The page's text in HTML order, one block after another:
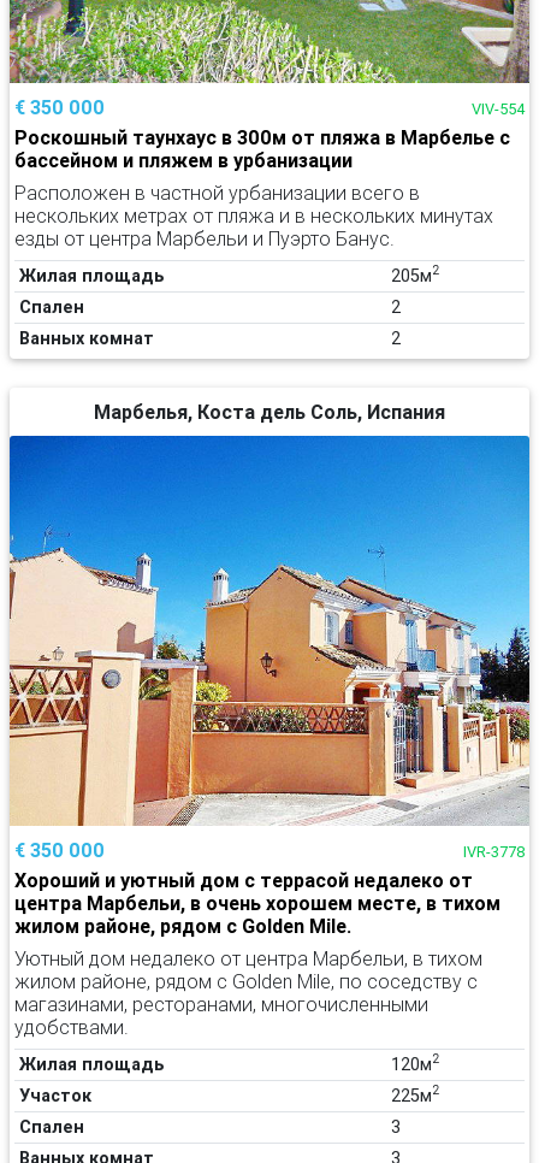
€ 350 000 VIV-554
Роскошный таунхаус в 300м от пляжа в Марбелье с
бассейном и пляжем в урбанизации
Расположен в частной урбанизации всего в
нескольких метрах от пляжа и в нескольких минутах
езды от центра Марбельи и Пуэрто Банус.
Жилая площадь 205м2
Спален
2
Ванных комнат
2
Марбелья, Коста дель Соль, Испания
€ 350 000 IVR-3778
Хороший и уютный дом с террасой недалеко от
центра Марбельи, в очень хорошем месте, в тихом
жилом районе, рядом с Golden Mile.
Уютный дом недалеко от центра Марбельи, в тихом
жилом районе, рядом с Golden Mile, по соседству с
магазинами, ресторанами, многочисленными
удобствами.
Жилая площадь 120м2
Участок 225м2
Спален
3
Ванных комнат
3